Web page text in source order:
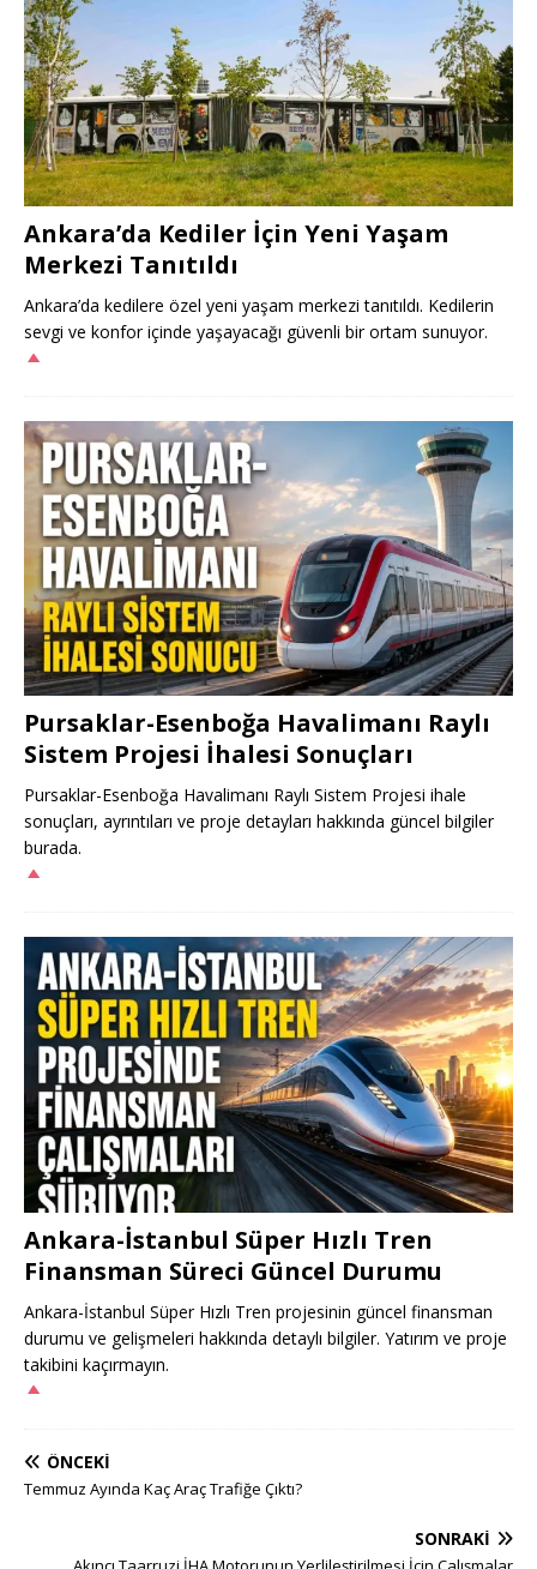
Ankara’da Kediler İçin Yeni Yaşam
Merkezi Tanıtıldı
Ankara’da kedilere özel yeni yaşam merkezi tanıtıldı. Kedilerin
sevgi ve konfor içinde yaşayacağı güvenli bir ortam sunuyor.
Pursaklar-Esenboğa Havalimanı Raylı
Sistem Projesi İhalesi Sonuçları
Pursaklar-Esenboğa Havalimanı Raylı Sistem Projesi ihale
sonuçları, ayrıntıları ve proje detayları hakkında güncel bilgiler
burada.
Ankara-İstanbul Süper Hızlı Tren
Finansman Süreci Güncel Durumu
Ankara-İstanbul Süper Hızlı Tren projesinin güncel finansman
durumu ve gelişmeleri hakkında detaylı bilgiler. Yatırım ve proje
takibini kaçırmayın.
ÖNCEKI
Temmuz Ayında Kaç Araç Trafiğe Çıktı?
SONRAKI